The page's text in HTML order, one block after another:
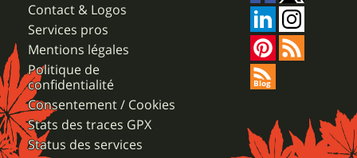
Contact & Logos
Services pros
Mentions légales
Politique de
confidentialité
Consentement / Cookies
Stats des traces GPX
Status des services